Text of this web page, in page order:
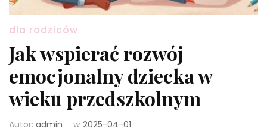
dla rodziców
Jak wspierać rozwój
emocjonalny dziecka w
wieku przedszkolnym
Autor: admin w 2025-04-01